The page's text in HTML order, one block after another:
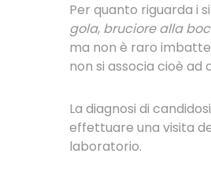
Per quanto riguarda i
gola, bruciore alla
ma non è raro
non si associa cioè ad
La diagnosi di
effettuare una visita
laboratorio.